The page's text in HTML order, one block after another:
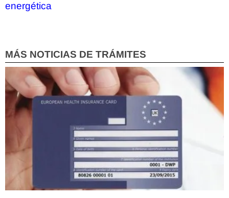
energética
MÁS NOTICIAS DE TRÁMITES